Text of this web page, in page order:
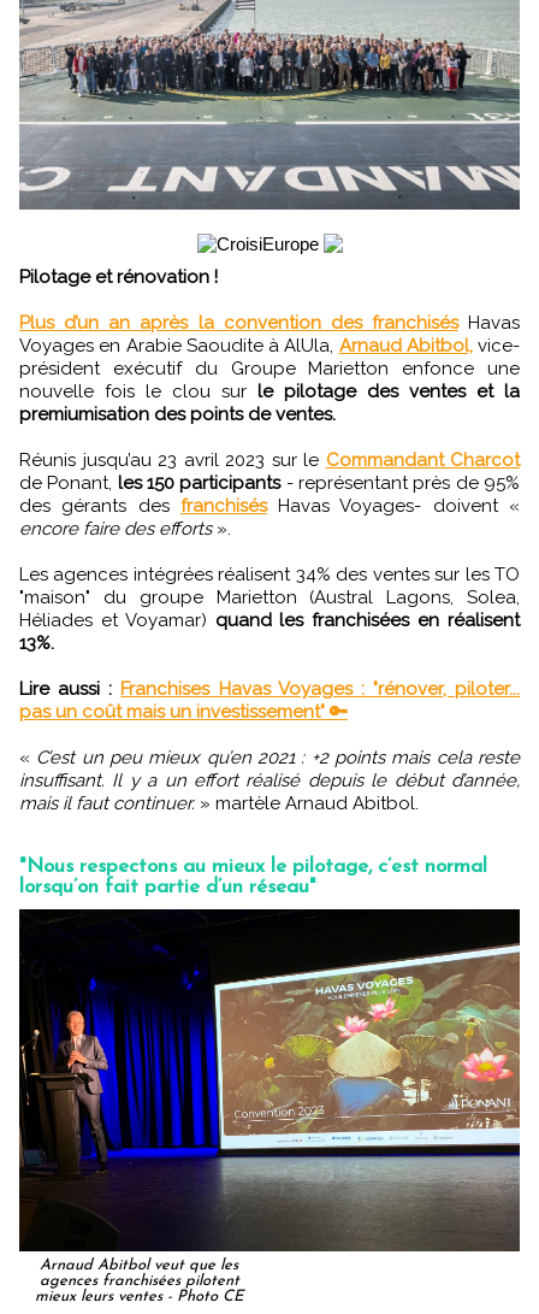
Pilotage et rénovation !
Plus d’un an après la convention des franchisésHavas
Voyages en Arabie Saoudite à AlUla, Arnaud Abitbol,vice-
président exécutif du Groupe Marietton enfonce une
nouvelle fois le clou sur le pilotage des ventes et la
premiumisation des points de ventes.
Réunis jusqu’au 23 avril 2023 sur le Commandant Charcot
de Ponant, les 150 participants- représentant près de 95%
des gérants des franchisésHavas Voyages- doivent «
encore faire des efforts».
Les agences intégrées réalisent 34% des ventes sur les TO
"maison" du groupe Marietton (Austral Lagons, Solea,
Héliades et Voyamar) quand les franchisées en réalisent
13%.
Lire aussi : Franchises Havas Voyages : "rénover, piloter...
pas un coût mais un investissement" 🔑
« C’est un peu mieux qu’en 2021 : +2 points mais cela reste
insuffisant. Il y a un effort réalisé depuis le début d’année,
mais il faut continuer. » martèle Arnaud Abitbol.
"Nous respectons au mieux le pilotage, c’est normal
lorsqu’on fait partie d’un réseau"
Arnaud Abitbol veut que les
agences franchisées pilotent
mieux leurs ventes - Photo CE